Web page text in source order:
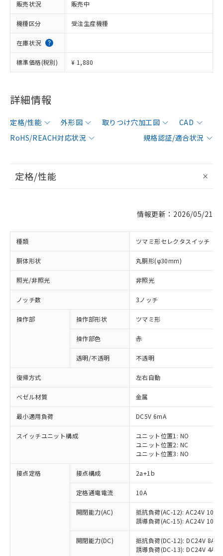
販売状況 販売中
機種区分 受注生産機種
在庫状況
標準価格(税別) ¥ 1,880
詳細情報
定格/性能 外形図 取りつけ穴加工図
CAD
RoHS/REACH対応状況
規格認証/適合状況
定格/性能
情報更新：2026/05/21
種類 ツマミ形セレクタスイッチ
胴体形状 丸胴形(φ30mm)
照光/非照光 非照光
ノッチ数 3ノッチ
操作部 操作部形状 ツマミ形
操作部色 赤
透明/不透明 不透明
復帰方式 左右自動
ベゼル材質 金属
最小適用負荷 DC5V 6mA
スイッチユニット構成
ユニット位置1: NO
ユニット位置2: NC
ユニット位置3: NO
接点定格 接点構成 2a+1b
定格通電電流 10A
開閉能力(AC)
抵抗負荷(AC-12): AC24V 10A/
誘導負荷(AC-15): AC24V
開閉能力(DC)
抵抗負荷(DC-12): DC24V 8A/
誘導負荷(DC-13): DC24V 4A/
ご利用条件
対応済み：EU RoHS指令（10物質）の
非含有に対応した製品が提供可能な商品で
有に対応した製品に切り替える予定のある